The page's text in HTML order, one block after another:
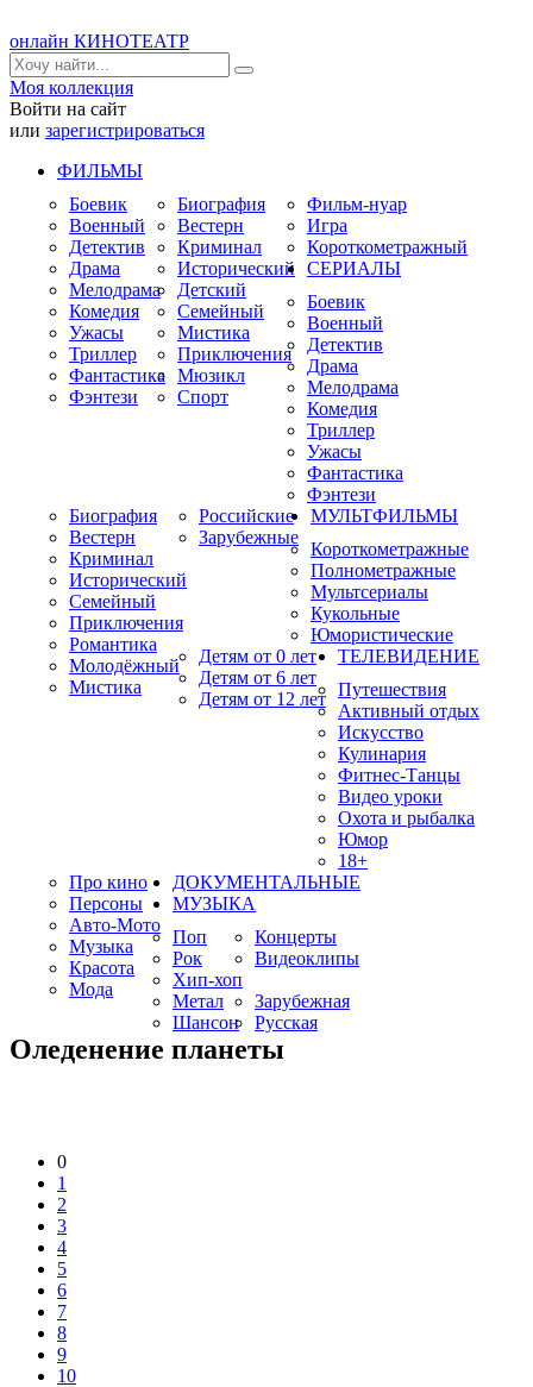
онлайн КИНОТЕАТР
Моя коллекция
Войти на сайт
или зарегистрироваться
ФИЛЬМЫ
Боевик
Военный
Детектив
Драма
Мелодрама
Комедия
Ужасы
Триллер
Фантастика
Фэнтези
Биография
Вестерн
Криминал
Исторический
Детский
Семейный
Мистика
Приключения
Мюзикл
Спорт
Фильм-нуар
Игра
Короткометражный
СЕРИАЛЫ
Боевик
Военный
Детектив
Драма
Мелодрама
Комедия
Триллер
Ужасы
Фантастика
Фэнтези
Биография
Вестерн
Криминал
Исторический
Семейный
Приключения
Романтика
Молодёжный
Мистика
Российские
Зарубежные
МУЛЬТФИЛЬМЫ
Короткометражные
Полнометражные
Мультсериалы
Кукольные
Юмористические
Детям от 0 лет
Детям от 6 лет
Детям от 12 лет
ТЕЛЕВИДЕНИЕ
Путешествия
Активный отдых
Искусство
Кулинария
Фитнес-Танцы
Видео уроки
Охота и рыбалка
Юмор
18+
Про кино
Персоны
Авто-Мото
Музыка
Красота
Мода
ДОКУМЕНТАЛЬНЫЕ
МУЗЫКА
Поп
Рок
Хип-хоп
Метал
Шансон
Концерты
Видеоклипы
Зарубежная
Русская
Оледенение планеты
0
1
2
3
4
5
6
7
8
9
10